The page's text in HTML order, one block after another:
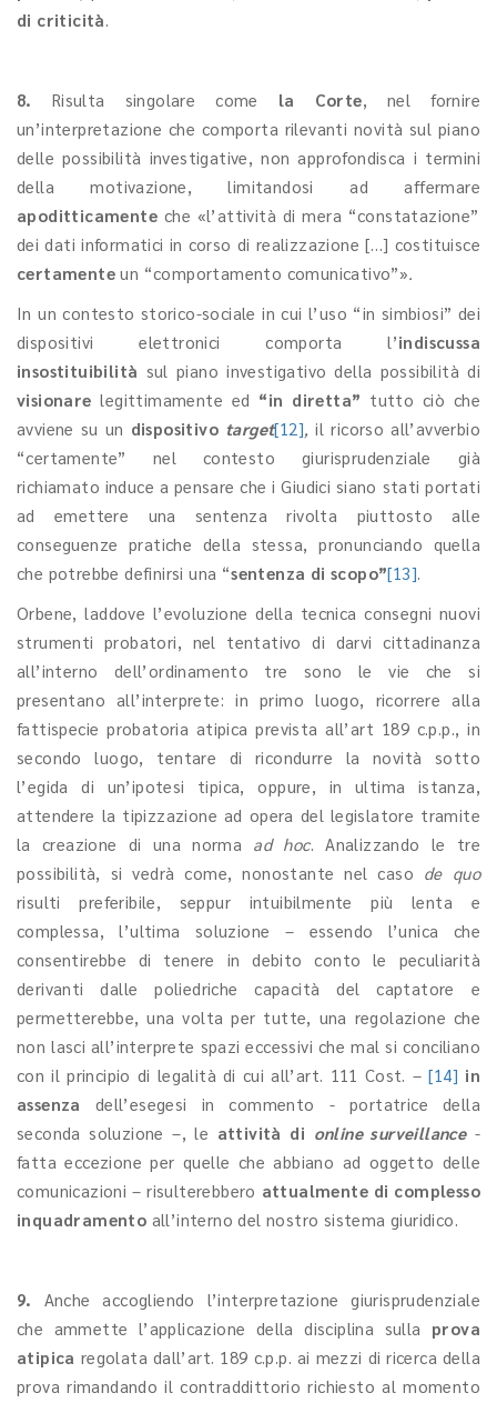
di criticità.
8. Risulta singolare come la Corte, nel fornire
un’interpretazione che comporta rilevanti novità sul piano
delle possibilità investigative, non approfondisca i termini
della motivazione, limitandosi ad affermare
apoditticamente che «l’attività di mera “constatazione”
dei dati informatici in corso di realizzazione […] costituisce
certamenteun “comportamento comunicativo”».
In un contesto storico-sociale in cui l’uso “in simbiosi” dei
dispositivi elettronici comporta l’indiscussa
insostituibilità sul piano investigativo della possibilità di
visionare legittimamente ed “in diretta” tutto ciò che
avviene su un dispositivo target[12],il ricorso all’avverbio
“certamente” nel contesto giurisprudenziale già
richiamato induce a pensare che i Giudici siano stati portati
ad emettere una sentenza rivolta piuttosto alle
conseguenze pratiche della stessa, pronunciando quella
che potrebbe definirsi una “sentenza di scopo”[13].
Orbene, laddove l’evoluzione della tecnica consegni nuovi
strumenti probatori, nel tentativo di darvi cittadinanza
all’interno dell’ordinamento tre sono le vie che si
presentano all’interprete: in primo luogo, ricorrere alla
fattispecie probatoria atipica prevista all’art 189 c.p.p., in
secondo luogo, tentare di ricondurre la novità sotto
l’egida di un’ipotesi tipica, oppure, in ultima istanza,
attendere la tipizzazione ad opera del legislatore tramite
la creazione di una norma ad hoc. Analizzando le tre
possibilità, si vedrà come, nonostante nel caso de quo
risulti preferibile, seppur intuibilmente più lenta e
complessa, l’ultima soluzione – essendo l’unica che
consentirebbe di tenere in debito conto le peculiarità
derivanti dalle poliedriche capacità del captatore e
permetterebbe, una volta per tutte, una regolazione che
non lasci all’interprete spazi eccessivi che mal si conciliano
con il principio di legalità di cui all’art. 111 Cost. –[14] in
assenza dell’esegesi in commento - portatrice della
seconda soluzione –, le attività di online surveillance-
fatta eccezione per quelle che abbiano ad oggetto delle
comunicazioni – risulterebbero attualmente di complesso
inquadramento all’interno del nostro sistema giuridico.
9. Anche accogliendo l’interpretazione giurisprudenziale
che ammette l’applicazione della disciplina sulla prova
atipica regolata dall’art. 189 c.p.p. ai mezzi di ricerca della
prova rimandando il contraddittorio richiesto al momento